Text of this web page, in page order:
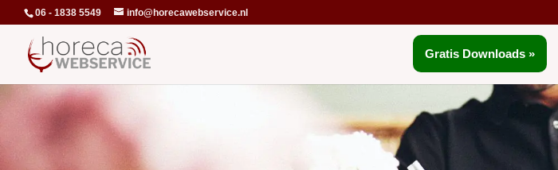
06 - 1838 5549 info@horecawebservice.nl
Gratis Downloads »